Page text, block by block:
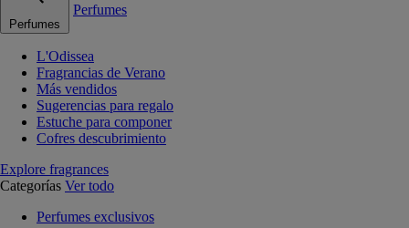
Perfumes
Perfumes
L'Odissea
Fragrancias de Verano
Más vendidos
Sugerencias para regalo
Estuche para componer
Cofres descubrimiento
Explore fragrances
Categorías Ver todo
Perfumes exclusivos